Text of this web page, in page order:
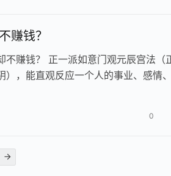
赚钱？
不赚钱？ 正一派如意门观元辰宫法（
，能直观反应一个人的事业、感情
0